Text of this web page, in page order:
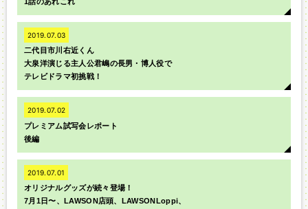
2019.07.03
二代目市川右近くん
大泉洋演じる主人公君嶋の長男・博人役で
テレビドラマ初挑戦！
2019.07.02
プレミアム試写会レポート
後編
2019.07.01
オリジナルグッズが続々登場！
7月1日〜、LAWSON店頭、LAWSONLoppi、